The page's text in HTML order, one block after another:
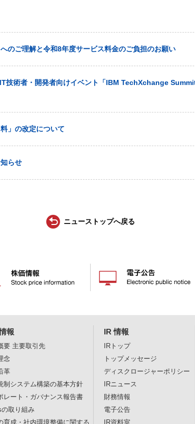
へのご理解と令和8年度サービス料金のご負担のお願い
技術者・開発者向けイベント「IBM TechXchange
」の改定について
らせ
ニューストップへ戻る
報
要 主要取引先
念
革
制システム構築の基本方針
レート・ガバナンス報告書
の取り組み
育成・社内環境整備に関する
IR 情報
IRトップ
トップメッセージ
ディスクロージャーポリシー
IRニュース
財務情報
電子公告
IR資料室